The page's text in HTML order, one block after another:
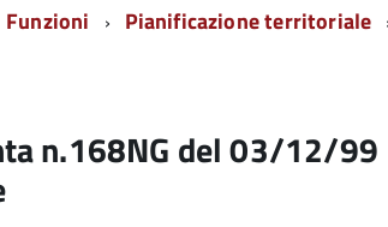
Funzioni Pianificazione territoriale
n.168NG del 03/12/99